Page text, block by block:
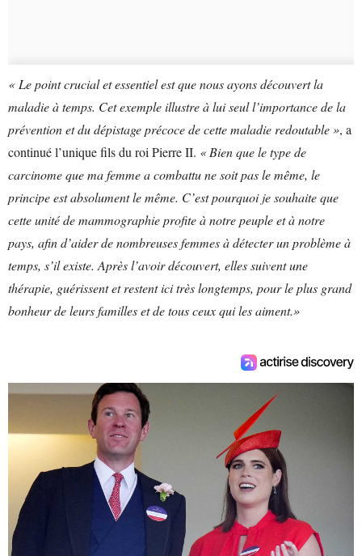
« Le point crucial et essentiel est que nous ayons découvert la
maladie à temps. Cet exemple illustre à lui seul l’importance de la
prévention et du dépistage précoce de cette maladie redoutable », a
continué l’unique fils du roi Pierre II. « Bien que le type de
carcinome que ma femme a combattu ne soit pas le même, le
principe est absolument le même. C’est pourquoi je souhaite que
cette unité de mammographie profite à notre peuple et à notre
pays, afin d’aider de nombreuses femmes à détecter un problème à
temps, s’il existe. Après l’avoir découvert, elles suivent une
thérapie, guérissent et restent ici très longtemps, pour le plus grand
bonheur de leurs familles et de tous ceux qui les aiment.»